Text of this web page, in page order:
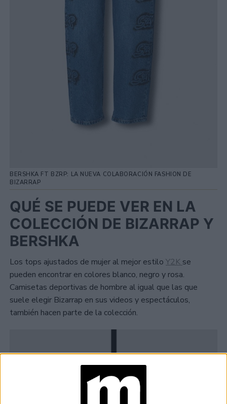
BERSHKA FT BZRP: LA NUEVA COLABORACIÓN FASHION DE
BIZARRAP
QUÉ SE PUEDE VER EN LA
COLECCIÓN DE BIZARRAP Y
BERSHKA
Los tops ajustados de mujer al mejor estilo Y2K se
pueden encontrar en colores blanco, negro y rosa.
Camisetas deportivas de hombre al igual que las que
suele elegir Bizarrap en sus videos y espectáculos,
también hacen parte de la colección.